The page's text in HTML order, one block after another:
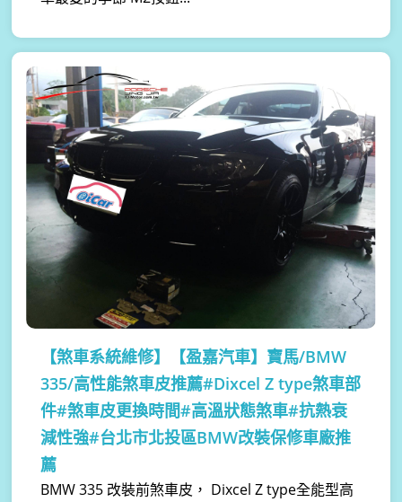
【煞車系統維修】
【盈嘉汽車】寶馬/BMW
335/高性能煞車皮推薦#Dixcel Z type煞車部
件#煞車皮更換時間#高溫狀態煞車#抗熱衰
減性強#台北市北投區BMW改裝保修車廠推
薦
BMW 335 改裝前煞車皮， Dixcel Z type全能型高